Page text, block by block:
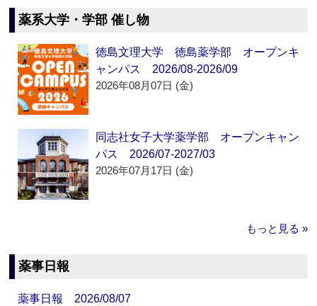
薬系大学・学部 催し物
徳島文理大学 徳島薬学部 オープンキ
ャンパス 2026/08-2026/09
2026年08月07日 (金)
同志社女子大学薬学部 オープンキャン
パス 2026/07-2027/03
2026年07月17日 (金)
もっと見る »
薬事日報
薬事日報 2026/08/07